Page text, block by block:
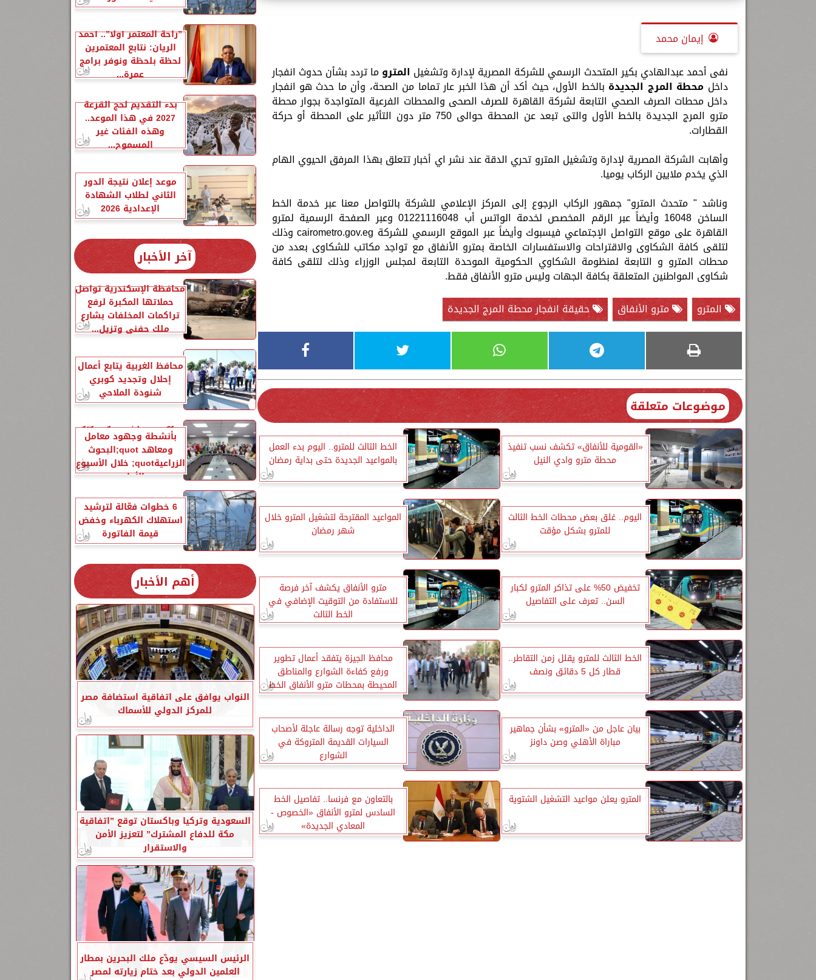
إيمان محمد
نفى أحمد عبدالهادي بكير المتحدث الرسمي للشركة المصرية لإدارة وتشغيل المتروما تردد بشأن حدوث انفجار
داخل محطة المرج الجديدة بالخط الأول، حيث أكد أن هذا الخبر عار تماما من الصحة، وأن ما حدث هو انفجار
داخل محطات الصرف الصحي التابعة لشركة القاهرة للصرف الصحى والمحطات الفرعية المتواجدة بجوار محطة
مترو المرج الجديدة بالخط الأول والتى تبعد عن المحطة حوالى 750 متر دون التأثير على المحطة أو حركة
القطارات.
وأهابت الشركة المصرية لإدارة وتشغيل المترو تحري الدقة عند نشر اي أخبار تتعلق بهذا المرفق الحيوي الهام
الذي يخدم ملايين الركاب يوميا.
وناشد " متحدث المترو" جمهور الركاب الرجوع إلى المركز الإعلامي للشركة بالتواصل معنا عبر خدمة الخط
الساخن 16048 وأيضاً عبر الرقم المخصص لخدمة الواتس أب 01221116048 وعبر الصفحة الرسمية لمترو
القاهرة على موقع التواصل الإجتماعي فيسبوك وأيضاً عبر الموقع الرسمي للشركة cairometro.gov.eg وذلك
لتلقى كافة الشكاوى والاقتراحات والاستفسارات الخاصة بمترو الأنفاق مع تواجد مكاتب للشكاوى بعدد من
محطات المترو و التابعة لمنظومة الشكاوي الحكومية الموحدة التابعة لمجلس الوزراء وذلك لتلقى كافة
شكاوى المواطنين المتعلقة بكافة الجهات وليس مترو الأنفاق فقط.
المترو
مترو الأنفاق حقيقة انفجار محطة المرج الجديدة
موضوعات متعلقة
«القومية للأنفاق» تكشف نسب تنفيذ
محطة مترو وادي النيل
الخط الثالث للمترو.. اليوم بدء العمل
بالمواعيد الجديدة حتى بداية رمضان
اليوم.. غلق بعض محطات الخط الثالث
للمترو بشكل مؤقت
المواعيد المقترحة لتشغيل المترو خلال
شهر رمضان
تخفيض 50% على تذاكر المترو لكبار
السن.. تعرف على التفاصيل
مترو الأنفاق يكشف آخر فرصة
للاستفادة من التوقيت الإضافي في
الخط الثالث
الخط الثالث للمترو يقلل زمن التقاطر..
قطار كل 5 دقائق ونصف
محافظ الجيزة يتفقد أعمال تطوير
ورفع كفاءة الشوارع والمناطق
المحيطة بمحطات مترو الأنفاق الخط
الثالث بامبابة والبوهي والسودان
بيان عاجل من «المترو» بشأن جماهير
مباراة الأهلي وصن داونز
الداخلية توجه رسالة عاجلة لأصحاب
السيارات القديمة المتروكة في
الشوارع
المترو يعلن مواعيد التشغيل الشتوية
بالتعاون مع فرنسا.. تفاصيل الخط
السادس لمترو الأنفاق «الخصوص -
المعادي الجديدة»
”راحة المعتمر أولًا”.. أحمد
الريان: نتابع المعتمرين
لحظة بلحظة ونوفر برامج
عمرة...
بدء التقديم لحج القرعة
2027 في هذا الموعد..
وهذه الفئات غير
المسموح...
موعد إعلان نتيجة الدور
الثاني لطلاب الشهادة
الإعدادية 2026
آخر الأخبار
محافظة الإسكندرية تواصل
حملاتها المكبرة لرفع
تراكمات المخلفات بشارع
ملك حفني وتزيل...
محافظ الغربية يتابع أعمال
إحلال وتجديد كوبري
شنودة الملاحي
الزراعةquot; تنشر تقريرًا
بأنشطة وجهود معامل
ومعاهد quot;البحوث
الزراعيةquot; خلال الأسبوع
الأول...
6 خطوات فعّالة لترشيد
استهلاك الكهرباء وخفض
قيمة الفاتورة
أهم الأخبار
النواب يوافق على اتفاقية استضافة مصر
للمركز الدولي للأسماك
السعودية وتركيا وباكستان توقع ”اتفاقية
مكة للدفاع المشترك” لتعزيز الأمن
والاستقرار
الرئيس السيسي يودّع ملك البحرين بمطار
العلمين الدولي بعد ختام زيارته لمصر